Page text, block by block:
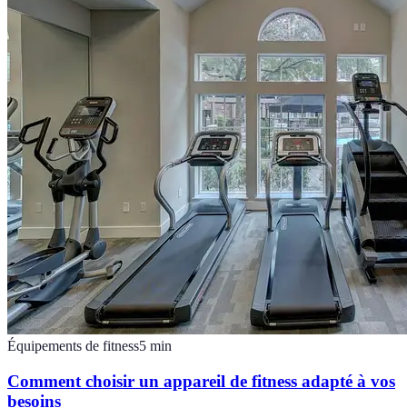
Équipements de fitness5 min
Comment choisir un appareil de fitness adapté à vos
besoins